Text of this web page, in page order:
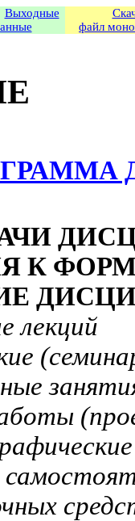
Выходные
файл
К
лекций